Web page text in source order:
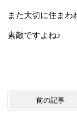
また大切に住まわ
素敵ですよね♪
前の記事